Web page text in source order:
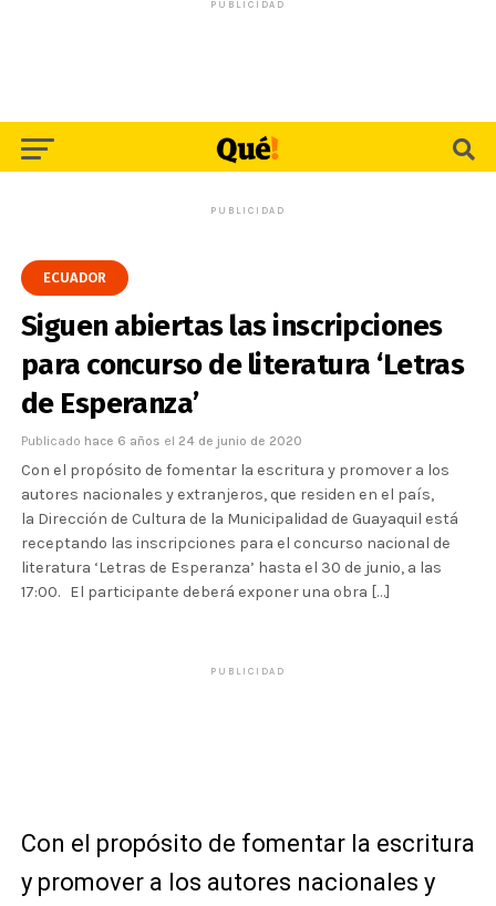
PUBLICIDAD
PUBLICIDAD
ECUADOR
Siguen abiertas las inscripciones
para concurso de literatura ‘Letras
de Esperanza’
Publicado hace 6 años el 24 de junio de 2020
Con el propósito de fomentar la escritura y promover a los
autores nacionales y extranjeros, que residen en el país,
la Dirección de Cultura de la Municipalidad de Guayaquil está
receptando las inscripciones para el concurso nacional de
literatura ‘Letras de Esperanza’ hasta el 30 de junio, a las
17:00. El participante deberá exponer una obra […]
PUBLICIDAD
Con el propósito de fomentar la escritura
y promover a los autores nacionales y